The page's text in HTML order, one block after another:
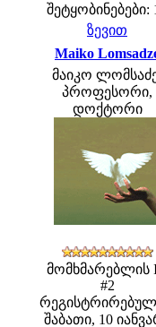
შეტყობინებები:
ზევით
Maiko
მაიკო
პროფესორი,
დოქტორი
მომხმარებლის
#2
შაბათი, 10